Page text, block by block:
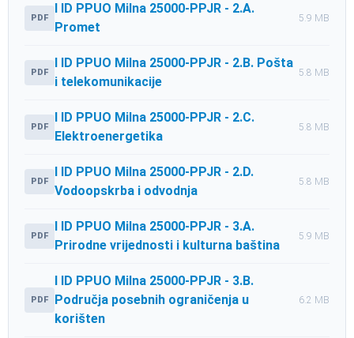
PDF
I ID PPUO Milna 25000-PPJR - 2.A.
Promet
5.9 MB
PDF
I ID PPUO Milna 25000-PPJR - 2.B. Pošta
i telekomunikacije
5.8 MB
PDF
I ID PPUO Milna 25000-PPJR - 2.C.
Elektroenergetika
5.8 MB
PDF
I ID PPUO Milna 25000-PPJR - 2.D.
Vodoopskrba i odvodnja
5.8 MB
PDF
I ID PPUO Milna 25000-PPJR - 3.A.
Prirodne vrijednosti i kulturna baština
5.9 MB
PDF
I ID PPUO Milna 25000-PPJR - 3.B.
Područja posebnih ograničenja u
korišten
6.2 MB